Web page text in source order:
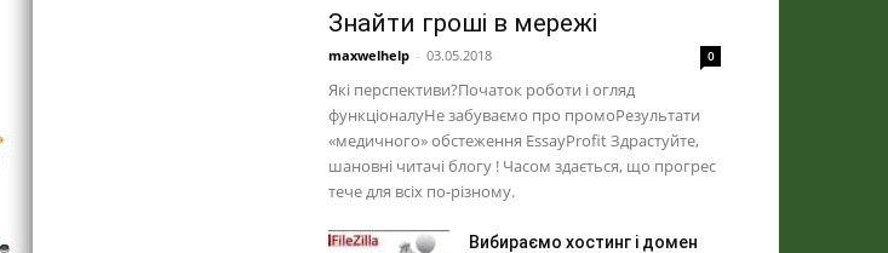
Знайти гроші в мережі
maxwelhelp - 03.05.2018 0
Які перспективи?Початок роботи і огляд
функціоналуНе забуваємо про промоРезультати
«медичного» обстеження EssayProfit Здрастуйте,
шановні читачі блогу ! Часом здається, що прогрес
тече для всіх по-різному.
Вибираємо хостинг і домен